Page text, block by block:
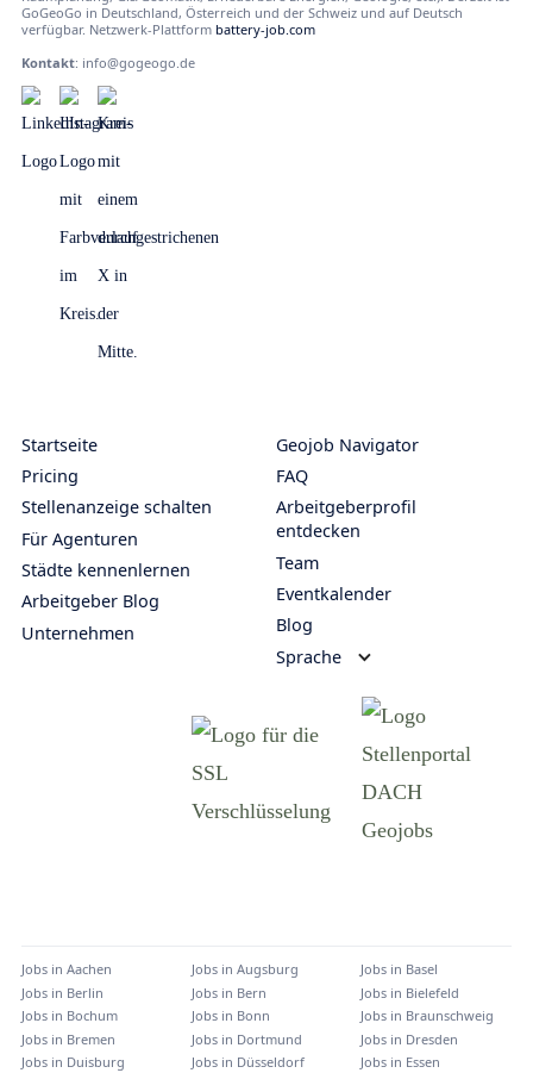
GoGeoGo in Deutschland, Österreich und der Schweiz und auf Deutsch
verfügbar. Netzwerk-Plattform battery-job.com
Kontakt: info@gogeogo.de
Startseite
Pricing
Stellenanzeige schalten
Für Agenturen
Städte kennenlernen
Arbeitgeber Blog
Unternehmen
Geojob Navigator
FAQ
Arbeitgeberprofil
entdecken
Team
Eventkalender
Blog
Sprache
Jobs in Aachen Jobs in Augsburg Jobs in Basel
Jobs in Berlin Jobs in Bern Jobs in Bielefeld
Jobs in Bochum Jobs in Bonn Jobs in Braunschweig
Jobs in Bremen Jobs in Dortmund Jobs in Dresden
Jobs in Duisburg Jobs in Düsseldorf Jobs in Essen